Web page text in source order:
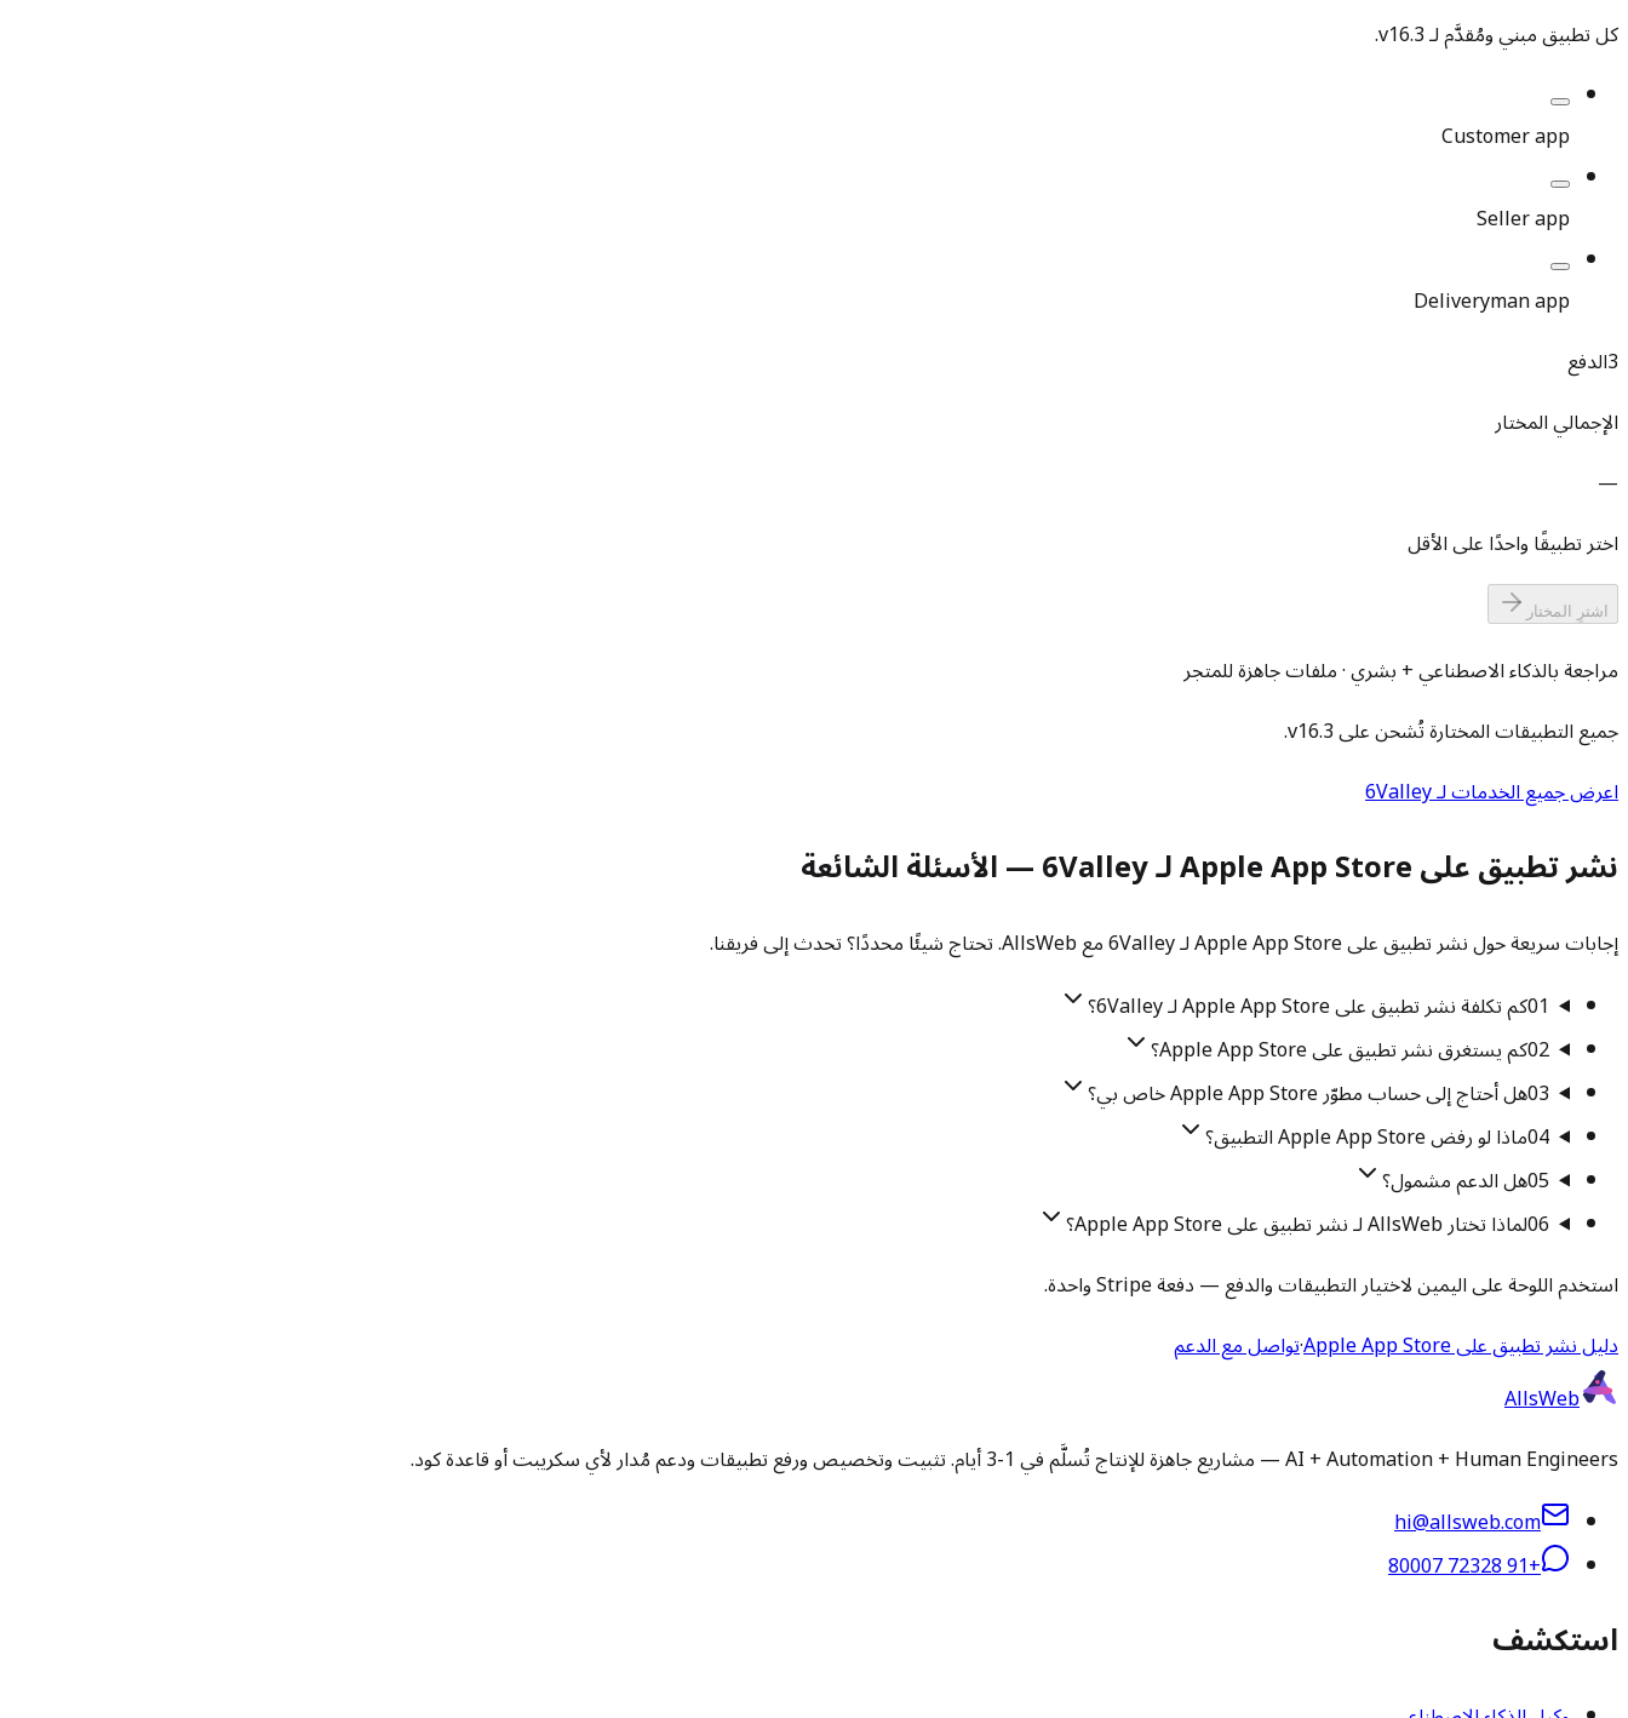
كل تطبيق مبني ومُقدَّم لـv16.3
.
Customer app
Seller app
Deliveryman app
3الدفع
الإجمالي المختار
—
اختر تطبيقًا واحدًا على الأقل
اشترِ المختار
مراجعة بالذكاء الاصطناعي + بشري · ملفات جاهزة للمتجر
جميع التطبيقات المختارة تُشحن على v16.3.
اعرض جميع الخدمات لـ 6Valley
نشر تطبيق على Apple App Store لـ 6Valley — الأسئلة الشائعة
إجابات سريعة حول نشر تطبيق على Apple App Store لـ 6Valley مع AllsWeb. تحتاج شيئًا محددًا؟ تحدث إلى فريقنا.
01كم تكلفة نشر تطبيق على Apple App Store لـ 6Valley؟
02كم يستغرق نشر تطبيق على Apple App Store؟
03هل أحتاج إلى حساب مطوّر Apple App Store خاص بي؟
04ماذا لو رفض Apple App Store التطبيق؟
05هل الدعم مشمول؟
06لماذا تختار AllsWeb لـ نشر تطبيق على Apple App Store؟
استخدم اللوحة على اليمين لاختيار التطبيقات والدفع — دفعة Stripe واحدة.
دليل نشر تطبيق على Apple App Store
·تواصل مع الدعم
AllsWeb
AI + Automation + Human Engineers — مشاريع جاهزة للإنتاج تُسلَّم في 1-3 أيام. تثبيت وتخصيص ورفع تطبيقات ودعم مُدار لأي سكريبت أو قاعدة كود.
hi@allsweb.com
+91 72328 80007
استكشف